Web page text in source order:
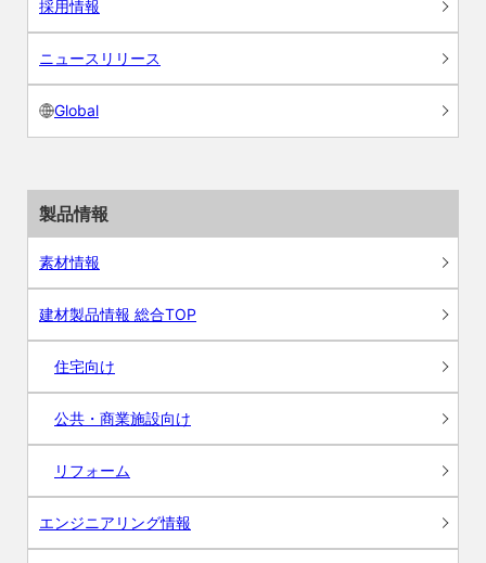
採用情報
ニュースリリース
Global
製品情報
素材情報
建材製品情報 総合TOP
住宅向け
公共・商業施設向け
リフォーム
エンジニアリング情報